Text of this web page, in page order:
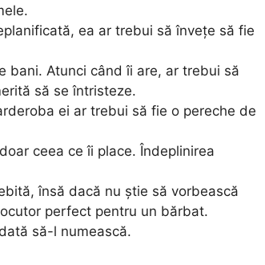
ea ar trebui să învețe să fie
bani. Atunci când îi are, ar trebui să
să se întristeze.
ei ar trebui să fie o pereche de
ceea ce îi place. Îndeplinirea
însă dacă nu știe să vorbească
perfect pentru un bărbat.
să-l numească.